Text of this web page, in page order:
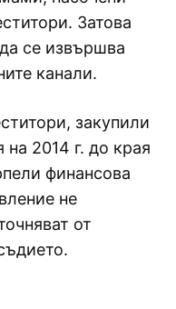
Затова
се извършва
канали.
закупили
на 2014 г. до края
финансова
не
от